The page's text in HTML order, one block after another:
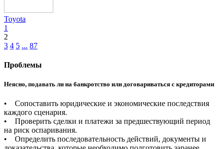
Toyota
1
2
3 4 5 ... 87
Проблемы
Неясно, подавать ли на банкротство или договариваться с кредиторами
• Сопоставить юридические и экономические последствия
каждого сценария.
• Проверить сделки и платежи за предшествующий период
на риск оспаривания.
• Определить последовательность действий, документы и